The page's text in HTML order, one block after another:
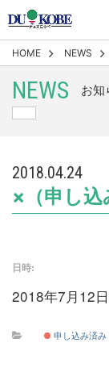
HOME NEWS
NEWS お知
2018.04.24
×（申し込
日時:
2018年7月12
申し込み済み